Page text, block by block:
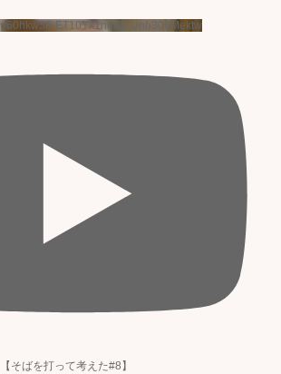
ET10Yx1nmQ_Unh306Mektw
そばを打って考えた#8】